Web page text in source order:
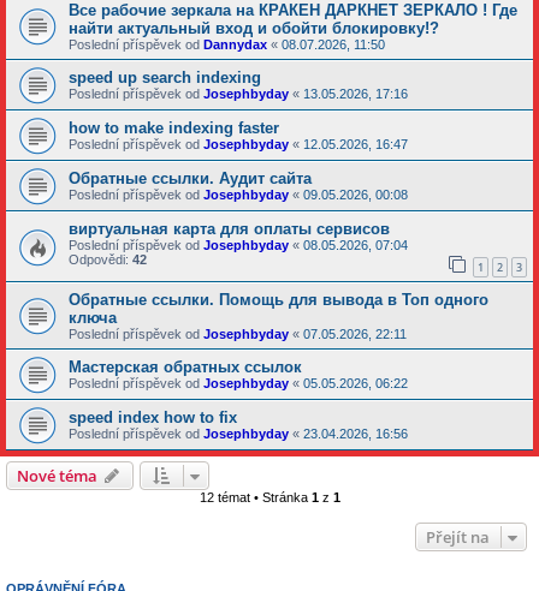
Все рабочие зеркала на КРАКЕН ДАРКНЕТ ЗЕРКАЛО ! Где
найти актуальный вход и обойти блокировку!?
Poslední příspěvek od Dannydax « 08.07.2026, 11:50
speed up search indexing
Poslední příspěvek od Josephbyday « 13.05.2026, 17:16
how to make indexing faster
Poslední příspěvek od Josephbyday « 12.05.2026, 16:47
Обратные ссылки. Аудит сайта
Poslední příspěvek od Josephbyday « 09.05.2026, 00:08
виртуальная карта для оплаты сервисов
Poslední příspěvek od Josephbyday « 08.05.2026, 07:04
Odpovědi: 42 1 2 3
Обратные ссылки. Помощь для вывода в Топ одного
ключа
Poslední příspěvek od Josephbyday « 07.05.2026, 22:11
Мастерская обратных ссылок
Poslední příspěvek od Josephbyday « 05.05.2026, 06:22
speed index how to fix
Poslední příspěvek od Josephbyday « 23.04.2026, 16:56
Nové téma
12 témat • Stránka 1z 1
Přejít na